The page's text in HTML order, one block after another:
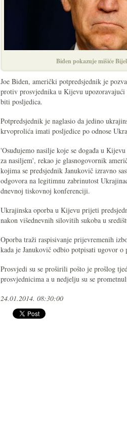
Biden pokazuje mišiće
Joe Biden, američki potpredsjednik je
protiv prosvjednika u Kijevu
biti posljedica.
Potpredsjednik je naglasio da jedino
krvoprolića imati posljedice po odnose
'Osuđujemo nasilje koje se događa u
za nasiljem', rekao je glasnogovornik
kojima se predsjednik Janukovič izravno
odgovora na legitimnu zabrinutost
dnevnoj tiskovnoj konferenciji.
Ukrajinska oporba u Kijevu prijeti
nakon višednevnih silovitih sukoba u
Oporba traži raspisivanje prijevremenih
kada je Janukovič odbio potpisati ugovor
Prosvjedi su se proširili pošto je prošlog
prosvjednicima a u nedjelju su se
24.01.2014. 08:30:00